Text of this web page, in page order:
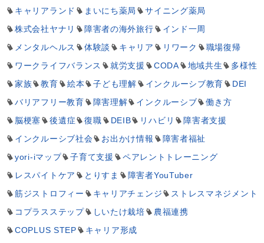
キャリアランド
まいにち薬局
サイニング薬局
株式会社ヤナリ
障害者の海外旅行
インド一周
メンタルヘルス
体験談 キャリア リワーク
職場復帰
ワークライフバランス
就労支援 CODA 地域共生
多様性
家族
教育 絵本 子ども理解 インクルーシブ教育
DEI
バリアフリー教育
障害理解 インクルーシブ
働き方
脳梗塞
後遺症 復職 DEIB リハビリ
障害者支援
インクルーシブ社会
お出かけ情報
障害者福祉
yori-iマップ
子育て支援
ペアレントトレーニング
レスパイトケア
とりすま
障害者YouTuber
筋ジストロフィー
キャリアチェンジ
ストレスマネジメント
コプラスステップ
しいたけ栽培
農福連携
COPLUS STEP
キャリア形成